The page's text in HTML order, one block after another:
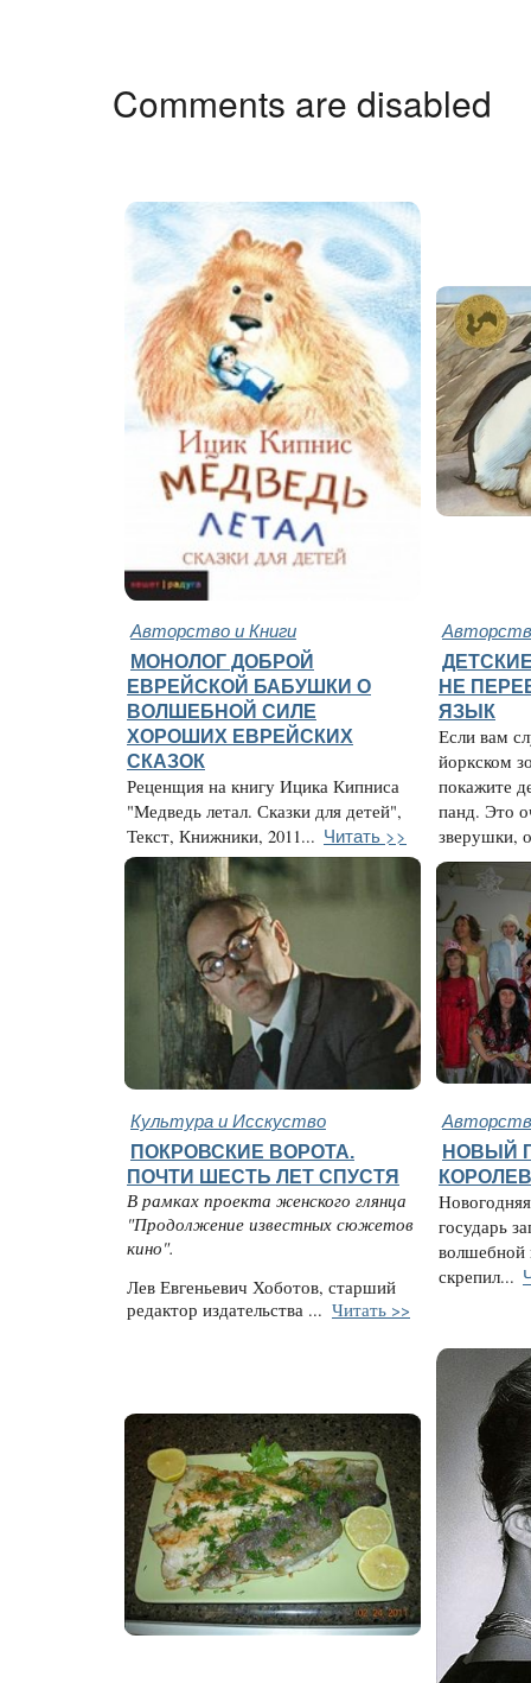
Comments are disabled
Авторство и Книги
МОНОЛОГ ДОБРОЙ
ЕВРЕЙСКОЙ БАБУШКИ О
ВОЛШЕБНОЙ СИЛЕ
ХОРОШИХ ЕВРЕЙСКИХ
СКАЗОК
Реценщия на книгу Ицика Кипниса
"Медведь летал. Сказки для детей",
Текст, Книжники, 2011... Читать >>
НЕ
ЯЗЫК
Если вам
йоркском
покажите
панд. Это
зверушки,
Культура и Исскуство
ПОКРОВСКИЕ ВОРОТА.
ПОЧТИ ШЕСТЬ ЛЕТ СПУСТЯ
В рамках проекта женского глянца
"Продолжение известных сюжетов
кино".
Лев Евгеньевич Хоботов, старший
редактор издательства ... Читать >>
НОВЫЙ
государь
волшебной
скрепил...